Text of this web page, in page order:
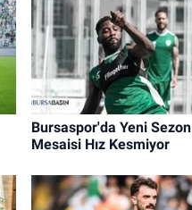
Bursaspor'da Yeni Sezon
Mesaisi Hız Kesmiyor